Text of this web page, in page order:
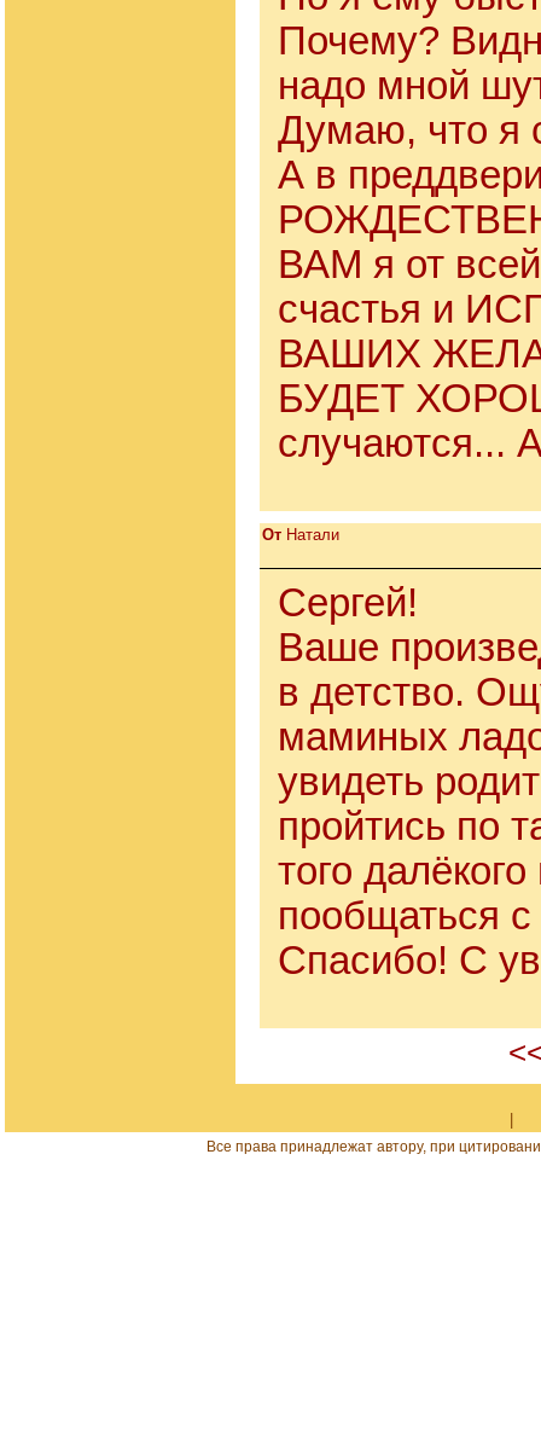
Почему?
надо мной
Думаю, что я
А в
ВАМ я от
счастья и
ВАШИХ
БУДЕТ
От Натали
Сергей!
Ваше
в детство.
маминых
увидеть
пройтись по
того
пообщаться
Спасибо! С
Все права принадлежат автору, при